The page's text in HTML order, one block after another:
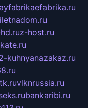
z-host.ru
kuhnyanazakaz.ru
vlknrussia.ru
bankaribi.ru